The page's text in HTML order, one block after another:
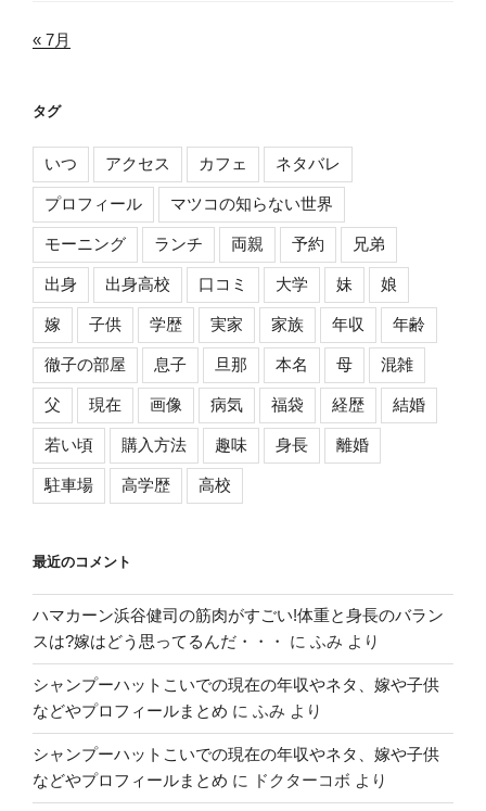
« 7月
タグ
いつ アクセス カフェ ネタバレ
プロフィール マツコの知らない世界
モーニング ランチ 両親 予約 兄弟
出身 出身高校 口コミ 大学 妹 娘
嫁 子供 学歴 実家 家族 年収 年齢
徹子の部屋 息子 旦那 本名 母 混雑
父 現在 画像 病気 福袋 経歴 結婚
若い頃 購入方法 趣味 身長 離婚
駐車場 高学歴 高校
最近のコメント
ハマカーン浜谷健司の筋肉がすごい!体重と身長のバラン
スは?嫁はどう思ってるんだ・・・
に ふみ より
シャンプーハットこいでの現在の年収やネタ、嫁や子供
などやプロフィールまとめ に ふみ より
シャンプーハットこいでの現在の年収やネタ、嫁や子供
などやプロフィールまとめ に ドクターコボ より